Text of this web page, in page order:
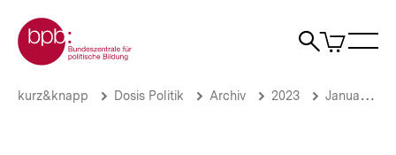
zum
Seiteninhalt
springen
Zur Startseite der bpb
Suche
Artikel
im
Rücktritt
Brotkrümelnavigation
Pfadnavigation
kurz&knapp Dosis Politik Archiv 2023 Januar 2023